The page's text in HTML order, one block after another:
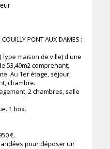
PONT AUX DAMES :
maison de ville) d'une
53,49m2 comprenant,
Au 1er étage, séjour,
chambre.
2 chambres, salle
1 box.
€.
pour déposer un